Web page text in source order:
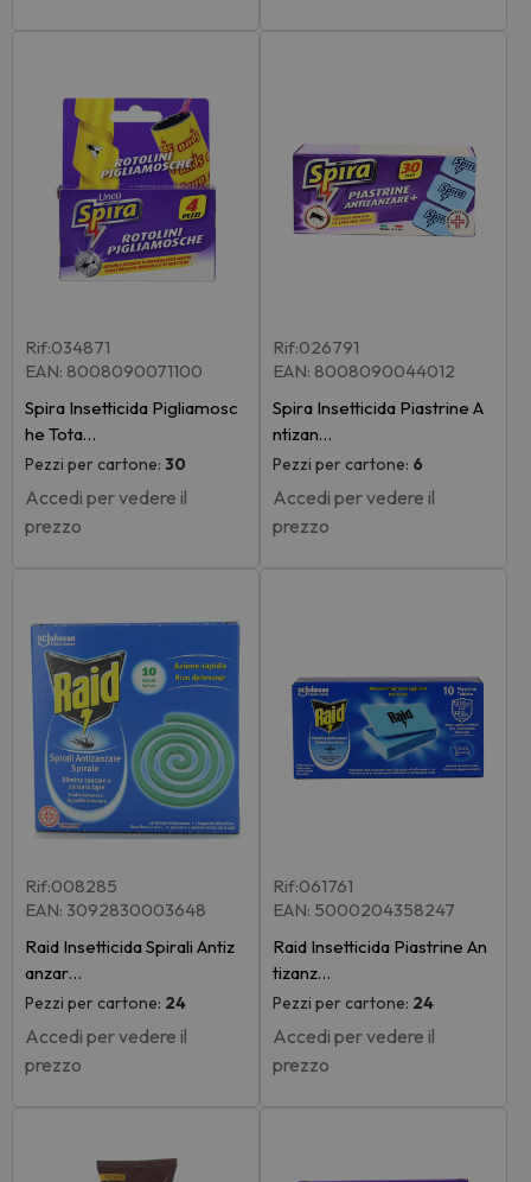
Rif:034871
EAN: 8008090071100
Spira Insetticida Pigliamosc
he Tota…
Pezzi per cartone: 30
Accedi per vedere il
prezzo
Rif:026791
EAN: 8008090044012
Spira Insetticida Piastrine A
ntizan…
Pezzi per cartone: 6
Accedi per vedere il
prezzo
Rif:008285
EAN: 3092830003648
Raid Insetticida Spirali Antiz
anzar…
Pezzi per cartone: 24
Accedi per vedere il
prezzo
Rif:061761
EAN: 5000204358247
Raid Insetticida Piastrine An
tizanz…
Pezzi per cartone: 24
Accedi per vedere il
prezzo